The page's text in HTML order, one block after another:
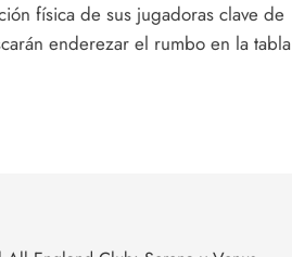
física de sus jugadoras clave de
enderezar el rumbo en la tabla